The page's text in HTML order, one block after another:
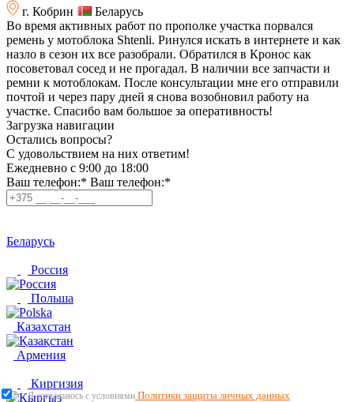
г. Кобрин
Беларусь
Во время активных работ по прополке участка порвался
ремень у мотоблока Shtenli. Ринулся искать в интернете и как
назло в сезон их все разобрали. Обратился в Кронос как
посоветовал сосед и не прогадал. В наличии все запчасти и
ремни к мотоблокам. После консультации мне его отправили
почтой и через пару дней я снова возобновил работу на
участке. Спасибо вам большое за оперативность!
Загрузка навигации
Остались вопросы?
C удовольствием на них ответим!
Ежедневно с 9:00 до 18:00
Ваш телефон:* Ваш телефон:*
Беларусь
Россия
Польша
Казахстан
Армения
Киргизия
Я соглашаюсь с условиями Политики защиты личных данных